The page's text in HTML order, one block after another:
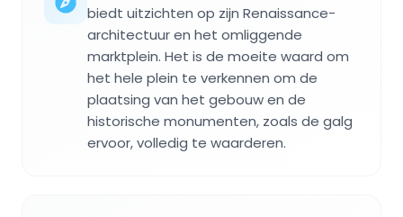
biedt uitzichten op zijn Renaissance-
architectuur en het omliggende
marktplein. Het is de moeite waard om
het hele plein te verkennen om de
plaatsing van het gebouw en de
historische monumenten, zoals de galg
ervoor, volledig te waarderen.